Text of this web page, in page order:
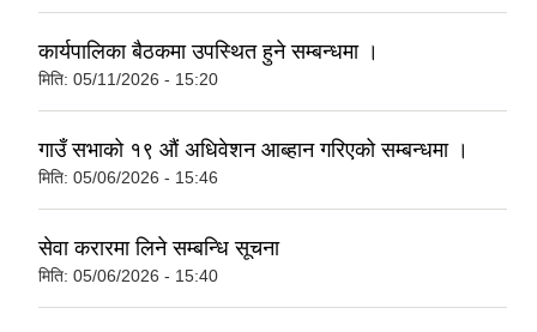
कार्यपालिका बैठकमा उपस्थित हुने सम्बन्धमा ।
मिति: 05/11/2026 - 15:20
गाउँ सभाको १९ औं अधिवेशन आब्हान गरिएको सम्बन्धमा ।
मिति: 05/06/2026 - 15:46
सेवा करारमा लिने सम्बन्धि सूचना
मिति: 05/06/2026 - 15:40